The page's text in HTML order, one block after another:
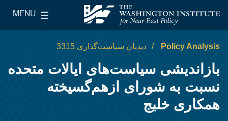
The Washington Institute for Near East Policy
MENU
Main Menu
Policy Analysis دیدبان سیاست‌گذاری 3315
بازاندیشی سیاست‌های ایالات متحده
نسبت به شورای ازهم‌گسیخته
همکاری خلیج